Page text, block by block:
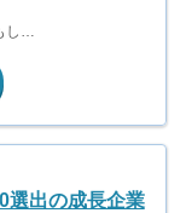
基本的には直行・直帰、研修はオンライン、もしくは提携企業様先で行います。 【本社所在地】 東京都渋谷区神宮前六丁目２３番４号桑野ビル２階 ※東海エリア（愛知/長野/岐阜/三重）での募集になります。
選出の成長企業